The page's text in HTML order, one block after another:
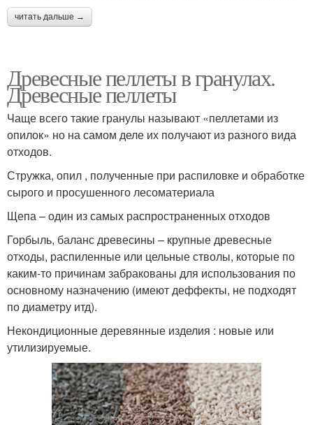
читать дальше →
Древесные пеллеты в гранулах.
Древесные пеллеты
Чаще всего такие гранулы называют «пеллетами из
опилок» но на самом деле их получают из разного вида
отходов.
Стружка, опил , полученные при распиловке и обработке
сырого и просушенного лесоматериала
Щепа – один из самых распространенных отходов
Горбыль, баланс древесины – крупные древесные
отходы, распиленные или цельные стволы, которые по
каким-то причинам забракованы для использования по
основному назначению (имеют деффекты, не подходят
по диаметру итд).
Некондиционные деревянные изделия : новые или
утилизируемые.